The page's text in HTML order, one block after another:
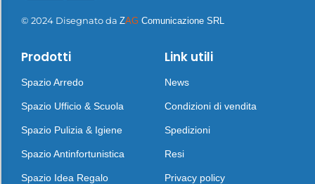
© 2024 Disegnato da ZAG Comunicazione SRL
Prodotti
Spazio Arredo
Spazio Ufficio & Scuola
Spazio Pulizia & Igiene
Spazio Antinfortunistica
Spazio Idea Regalo
Link utili
News
Condizioni di vendita
Spedizioni
Resi
Privacy policy